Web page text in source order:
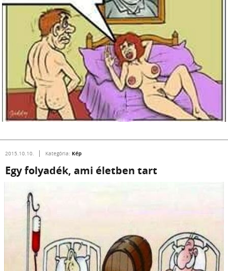
2015.10.10. Kategória: Kép
Egy folyadék, ami életben tart